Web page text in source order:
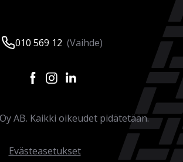
010 569 12 (Vaihde)
AB. Kaikki oikeudet pidätetään.
Evästeasetukset